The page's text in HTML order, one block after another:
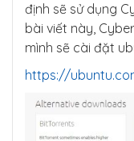
định sẽ sử dụng
bài viết này,
mình sẽ cài đặt
https://